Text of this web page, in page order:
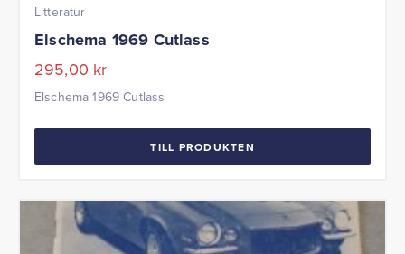
Litteratur
Elschema 1969 Cutlass
295,00 kr
Elschema 1969 Cutlass
TILL PRODUKTEN